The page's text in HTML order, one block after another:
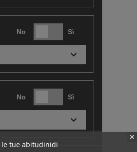
le tue abitudinidi
No Sì
No Sì